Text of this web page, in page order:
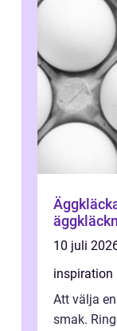
10 juli
inspiration
Att välja
smak.